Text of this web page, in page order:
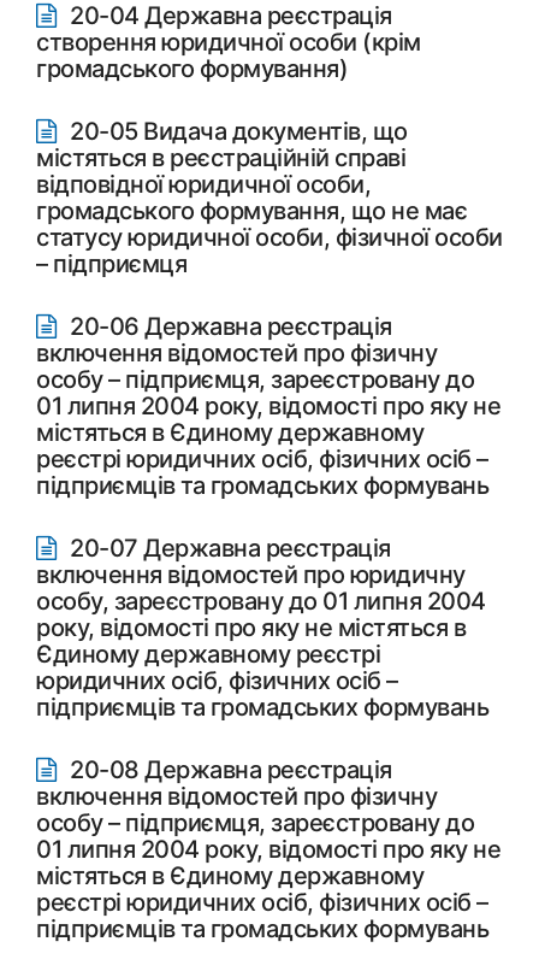
20-04 Державна реєстрація
створення юридичної особи (крім
громадського формування)
20-05 Видача документів, що
містяться в реєстраційній справі
відповідної юридичної особи,
громадського формування, що не має
статусу юридичної особи, фізичної особи
– підприємця
20-06 Державна реєстрація
включення відомостей про фізичну
особу – підприємця, зареєстровану до
01 липня 2004 року, відомості про яку не
містяться в Єдиному державному
реєстрі юридичних осіб, фізичних осіб –
підприємців та громадських формувань
20-07 Державна реєстрація
включення відомостей про юридичну
особу, зареєстровану до 01 липня 2004
року, відомості про яку не містяться в
Єдиному державному реєстрі
юридичних осіб, фізичних осіб –
підприємців та громадських формувань
20-08 Державна реєстрація
включення відомостей про фізичну
особу – підприємця, зареєстровану до
01 липня 2004 року, відомості про яку не
містяться в Єдиному державному
реєстрі юридичних осіб, фізичних осіб –
підприємців та громадських формувань